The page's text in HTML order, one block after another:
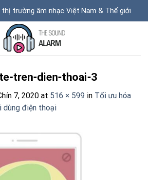
trường âm nhạc Việt Nam & Thế giới
tren-dien-thoai-3
7, 2020 at 516 × 599 in Tối ưu hóa
điện thoại